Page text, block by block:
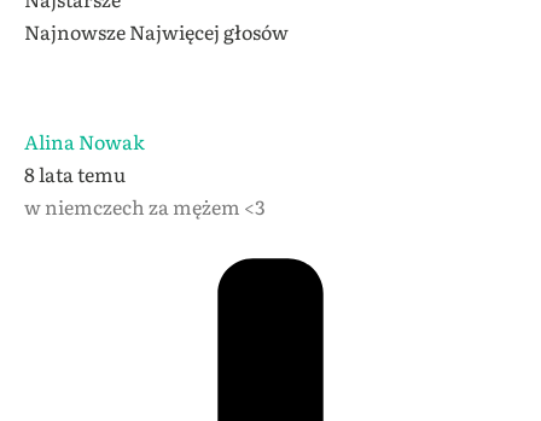
NajnowszeNajwięcej głosów
Alina Nowak
8 lata temu
w niemczech za mężem <3